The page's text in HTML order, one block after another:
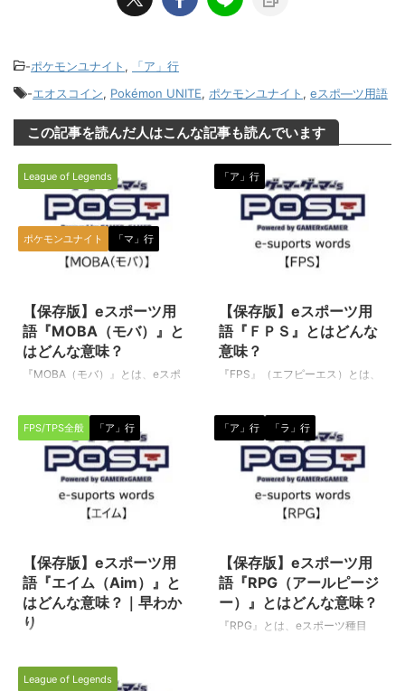
-ポケモンユナイト ,
「ア」行
-エオスコイン, Pokémon UNITE, ポケモンユナイト , eスポ―ツ用語
この記事を読んだ人はこんな記事も読んでいます
League of Legends
ポケモンユナイト 「マ」行
【保存版】eスポーツ用
語『MOBA（モバ）』と
はどんな意味？
『MOBA（モバ）』とは、eスポ
く） MOBA（モバ） Malti-
player Online Battle Arena（マ
ルチプレイヤーオンラインバトル
アリーナ）の単語の頭文字（アル
ファベット）を集めた略で、多数
のプレイヤー（選手）が、オンラ
ド）に集まり、同時にプレイする
スタイルのゲームを指します。 ※
スマホやガラケーなどの携帯電話
の類を指すことばではありません
のでご注意ください。 その昔、
「ア」行
【保存版】eスポーツ用
語『ＦＰＳ』とはどんな
意味？
『FPS』（エフピーエス）とは、
主人公の目線でプレイするゲーム
種目（タイトル）に関して使われ
る専門用語です。 別のeスポーツ
ワードに「フレームレート（＝
FPS）」という言葉もあります
が、コチラはまた別の意味を持つ
く） ＦＰＳ（エフピーエス） 一
人称視点（本人目線）で行われる
シューティングゲーム（戦争や戦
闘をテーマとしたゲーム全般）の
ことを指す言葉で、First Person
FPS/TPS全般 「ア」行
【保存版】eスポーツ用
語『エイム（Aim）』と
はどんな意味？｜早わか
り
マにしたeスポーツの中で使われ
「ア」行 「ラ」行
【保存版】eスポーツ用
語『RPG（アールピージ
ー）』とはどんな意味？
『RPG』とは、eスポーツ種目
League of Legends